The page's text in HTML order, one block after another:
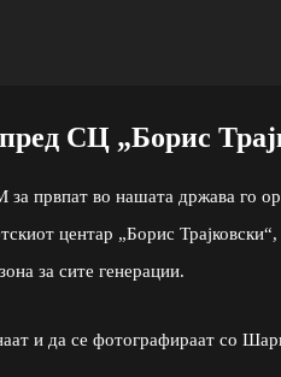
СЦ „Борис
првпат во нашата држава го
центар „Борис Трајковски“,
за сите генерации.
и да се фотографираат со